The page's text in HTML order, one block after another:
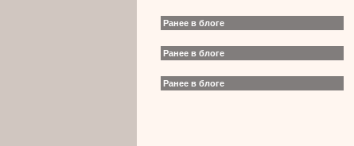
Ранее в блоге
Ранее в блоге
Ранее в блоге